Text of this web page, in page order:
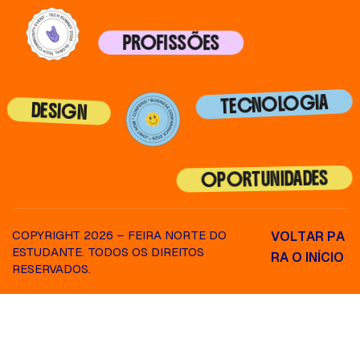
PROFISSÕES
TECNOLOGIA
DESIGN
OPORTUNIDADES
COPYRIGHT 2026 – FEIRA NORTE DO
ESTUDANTE. TODOS OS DIREITOS
RESERVADOS.
VOLTAR PA
RA O INÍCIO